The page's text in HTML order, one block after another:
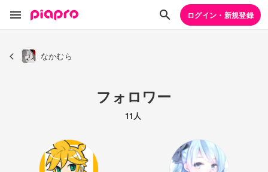
ログイン・新規登録
なかむら
フォロワー
11人